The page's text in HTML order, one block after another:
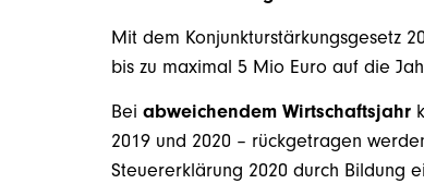
Mit dem Konjunkturstärkungsgesetz
bis zu maximal 5 Mio Euro auf die
Bei abweichendem Wirtschaftsjahr
2019 und 2020 – rückgetragen
Steuererklärung 2020 durch Bildung